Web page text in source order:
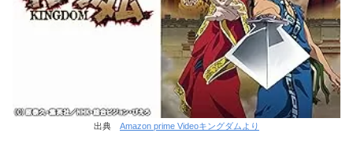
出典 Amazon prime Videoキングダムより